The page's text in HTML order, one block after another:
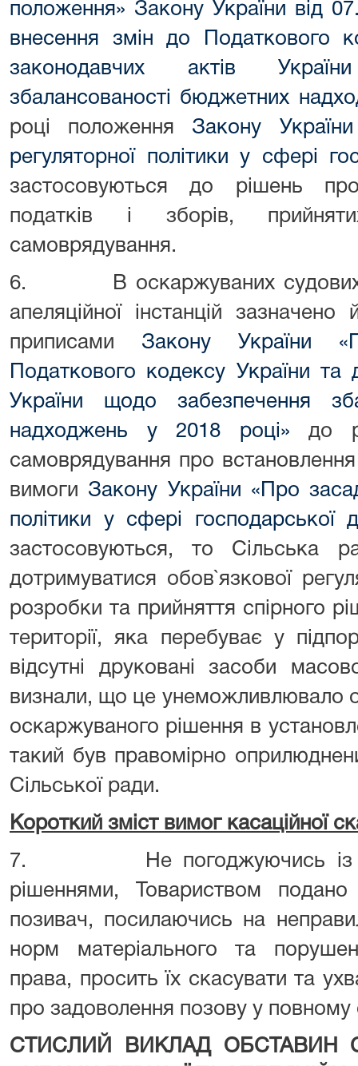
положення» Закону України від
внесення змін до Податкового
законодавчих актів
збалансованості бюджетних
році положення Закону
регуляторної політики у сфері
застосовуються до рішень
податків і зборів,
самоврядування.
6. В оскаржуваних судових
апеляційної інстанцій
приписами Закону України
Податкового кодексу України та
України щодо забезпечення
надходжень у 2018 році» до
самоврядування про встановлення
вимоги Закону України «Про
політики у сфері господарської
застосовуються, то Сільська
дотримуватися обов`язкової
розробки та прийняття спірного
території, яка перебуває у
відсутні друковані засоби
визнали, що це унеможливлювало
оскаржуваного рішення в
такий був правомірно
Сільської ради.
Короткий зміст вимог касаційної
7. Не погоджуючись із
рішеннями, Товариством
позивач, посилаючись на
норм матеріального та
права, просить їх скасувати та
про задоволення позову у повному
СТИСЛИЙ ВИКЛАД ОБСТАВИН